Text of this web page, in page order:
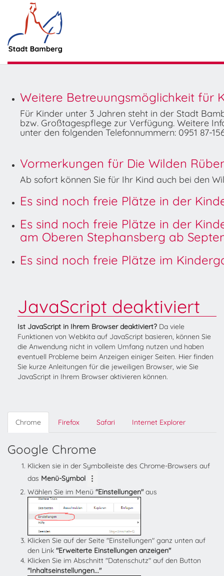
Weitere Betreuungsmöglichkeit für
Für Kinder unter 3 Jahren steht in der Stadt
bzw. Großtagespflege zur Verfügung. Weitere
unter den folgenden Telefonnummern: 0951 87-
Vormerkungen für Die Wilden
Ab sofort können Sie für Ihr Kind auch bei den
Es sind noch freie Plätze in der
Es sind noch freie Plätze in der
am Oberen Stephansberg ab
Es sind noch freie Plätze im
JavaScript deaktiviert
Ist JavaScript in Ihrem Browser deaktiviert? Da viele
Funktionen von Webkita auf JavaScript basieren, können Sie
die Anwendung nicht in vollem Umfang nutzen und haben
eventuell Probleme beim Anzeigen einiger Seiten. Hier finden
Sie kurze Anleitungen für die jeweiligen Browser, wie Sie
JavaScript in Ihrem Browser aktivieren können.
Chrome Firefox Safari Internet Explorer
Google Chrome
Klicken sie in der Symbolleiste des Chrome-Browsers auf
das Menü-Symbol
Wählen Sie im Menü "Einstellungen"aus
Klicken Sie auf der Seite "Einstellungen" ganz unten auf
den Link "Erweiterte Einstellungen anzeigen"
Klicken Sie im Abschnitt "Datenschutz" auf den Button
"Inhaltseinstellungen..."